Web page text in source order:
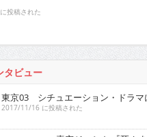
東京03 シチュエーション・ドラマ
2017/11/16 に投稿された
真空ジェシカ 『死ぬまでお笑いを